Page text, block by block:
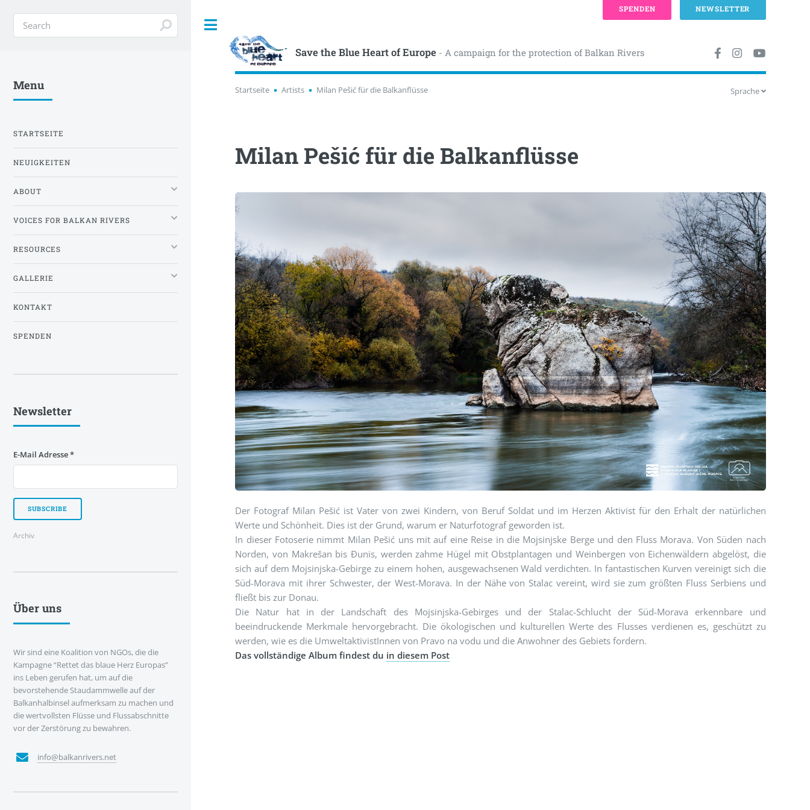
Save the Blue Heart of Europe - A campaign for the protection of Balkan Rivers
Startseite Artists Milan Pešić für die Balkanflüsse Sprache
Milan Pešić für die Balkanflüsse
Der Fotograf Milan Pešić ist Vater von zwei Kindern, von Beruf Soldat und im Herzen Aktivist für den Erhalt der natürlichen
Werte und Schönheit. Dies ist der Grund, warum er Naturfotograf geworden ist.
In dieser Fotoserie nimmt Milan Pešić uns mit auf eine Reise in die Mojsinjske Berge und den Fluss Morava. Von Süden nach
Norden, von Makrešan bis Đunis, werden zahme Hügel mit Obstplantagen und Weinbergen von Eichenwäldern abgelöst, die
sich auf dem Mojsinjska-Gebirge zu einem hohen, ausgewachsenen Wald verdichten. In fantastischen Kurven vereinigt sich die
Süd-Morava mit ihrer Schwester, der West-Morava. In der Nähe von Stalac vereint, wird sie zum größten Fluss Serbiens und
fließt bis zur Donau.
Die Natur hat in der Landschaft des Mojsinjska-Gebirges und der Stalac-Schlucht der Süd-Morava erkennbare und
beeindruckende Merkmale hervorgebracht. Die ökologischen und kulturellen Werte des Flusses verdienen es, geschützt zu
werden, wie es die UmweltaktivistInnen von Pravo na vodu und die Anwohner des Gebiets fordern.
Das vollständige Album findest du in diesem Post
Menu
STARTSEITE
NEUIGKEITEN
ABOUT
VOICES FOR BALKAN RIVERS
RESOURCES
GALLERIE
KONTAKT
SPENDEN
Newsletter
E-Mail Adresse*
Archiv
Über uns
Wir sind eine Koalition von NGOs, die die
Kampagne “Rettet das blaue Herz Europas”
ins Leben gerufen hat, um auf die
bevorstehende Staudammwelle auf der
Balkanhalbinsel aufmerksam zu machen und
die wertvollsten Flüsse und Flussabschnitte
vor der Zerstörung zu bewahren.
info@balkanrivers.net
SPENDEN NEWSLETTER